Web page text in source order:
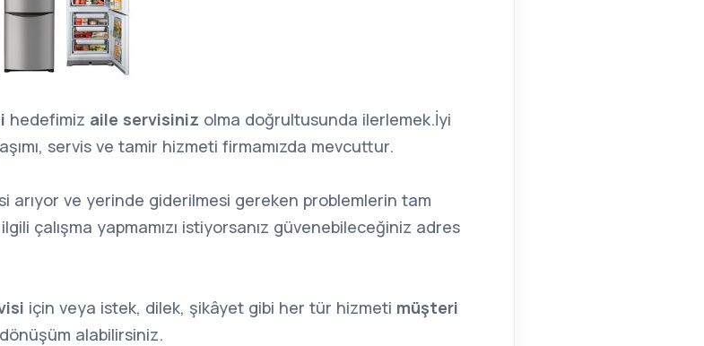
hedefimiz aile servisiniz olma doğrultusunda ilerlemek.İyi
servis ve tamir hizmeti firmamızda mevcuttur.
arıyor ve yerinde giderilmesi gereken problemlerin tam
çalışma yapmamızı istiyorsanız güvenebileceğiniz adres
için veya istek, dilek, şikâyet gibi her tür hizmeti müşteri
alabilirsiniz.